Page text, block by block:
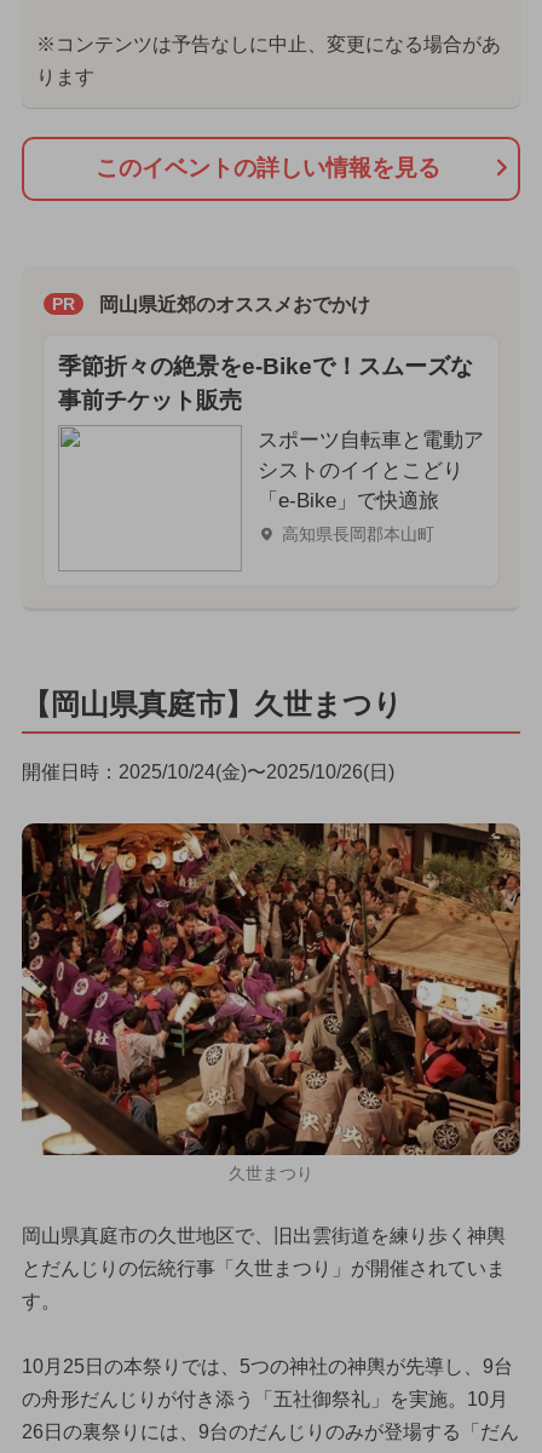
※コンテンツは予告なしに中止、変更になる場合があ
ります
このイベントの詳しい情報を見る
PR 岡山県近郊のオススメおでかけ
季節折々の絶景をe-Bikeで！スムーズな
事前チケット販売
スポーツ自転車と電動ア
シストのイイとこどり
「e-Bike」で快適旅
高知県長岡郡本山町
【岡山県真庭市】久世まつり
開催日時：2025/10/24(金)〜2025/10/26(日)
久世まつり
岡山県真庭市の久世地区で、旧出雲街道を練り歩く神輿
とだんじりの伝統行事「久世まつり」が開催されていま
す。
10月25日の本祭りでは、5つの神社の神輿が先導し、9台
の舟形だんじりが付き添う「五社御祭礼」を実施。10月
26日の裏祭りには、9台のだんじりのみが登場する「だん